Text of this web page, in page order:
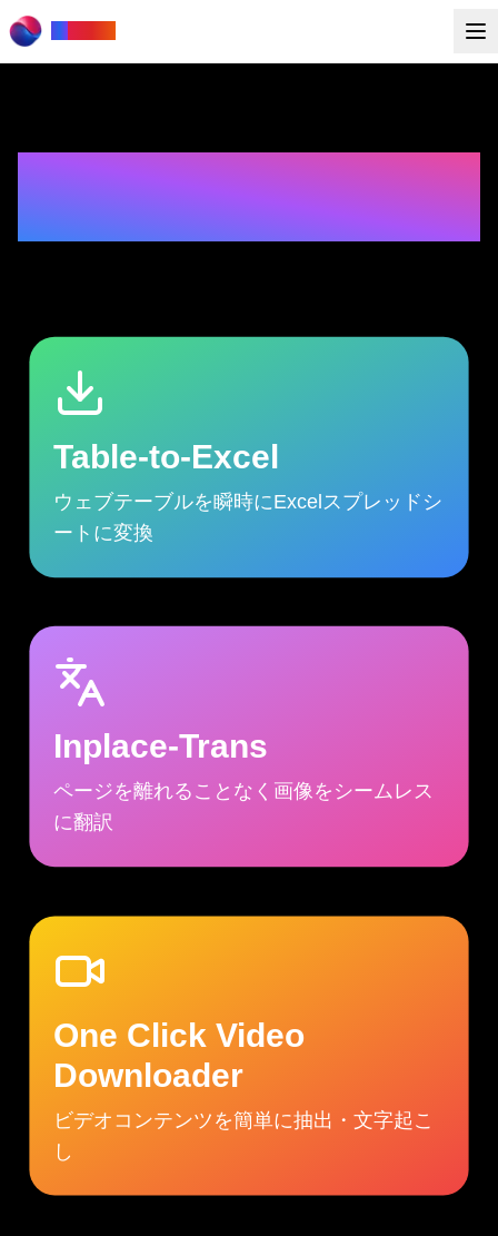
超便利なAI搭載ブラウザ
拡張機能を開発
Table-to-Excel
ウェブテーブルを瞬時にExcelスプレッドシ
ートに変換
Inplace-Trans
ページを離れることなく画像をシームレス
に翻訳
One Click Video
Downloader
ビデオコンテンツを簡単に抽出・文字起こ
し